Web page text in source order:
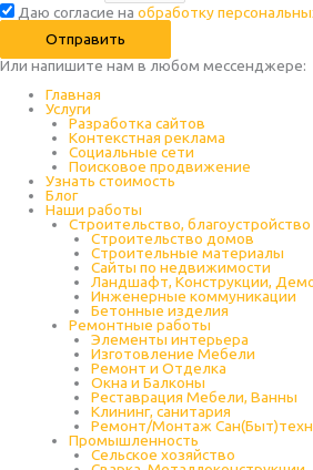
Даю согласие на обработку
Отправить
Или напишите нам в любом месcенджере:
Главная
Услуги
Разработка сайтов
Контекстная реклама
Социальные сети
Поисковое продвижение
Узнать стоимость
Блог
Наши работы
Строительство, благоустройство
Строительство домов
Строительные материалы
Сайты по недвижимости
Ландшафт, Конструкции,
Инженерные коммуникации
Бетонные изделия
Ремонтные работы
Элементы интерьера
Изготовление Мебели
Ремонт и Отделка
Окна и Балконы
Реставрация Мебели, Ванны
Клининг, санитария
Ремонт/Монтаж
Промышленность
Cельское хозяйство